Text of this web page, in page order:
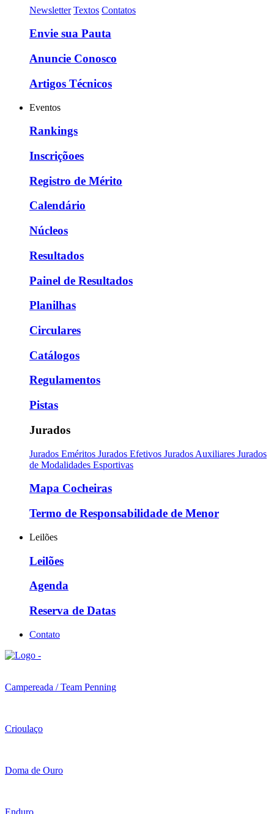
Newsletter Textos Contatos
Envie sua Pauta
Anuncie Conosco
Artigos Técnicos
Eventos
Rankings
Inscriçõoes
Registro de Mérito
Calendário
Núcleos
Resultados
Painel de Resultados
Planilhas
Circulares
Catálogos
Regulamentos
Pistas
Jurados
Jurados Eméritos Jurados Efetivos Jurados Auxiliares Jurados
de Modalidades Esportivas
Mapa Cocheiras
Termo de Responsabilidade de Menor
Leilões
Leilões
Agenda
Reserva de Datas
Contato
Campereada / Team Penning
Crioulaço
Doma de Ouro
Enduro